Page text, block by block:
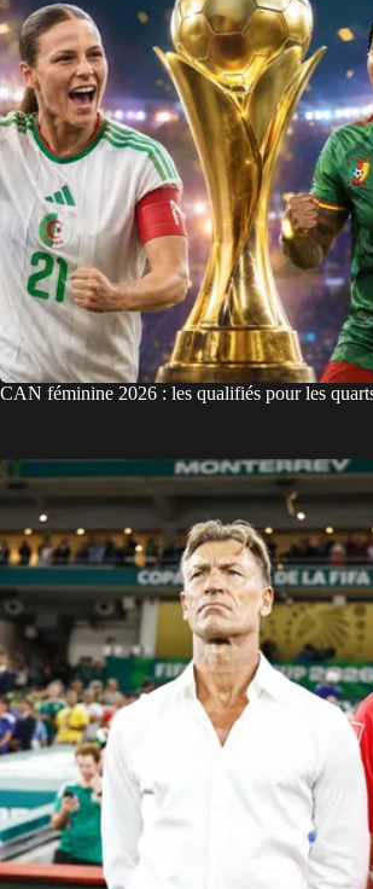
CAN féminine 2026 : les qualifiés pour les